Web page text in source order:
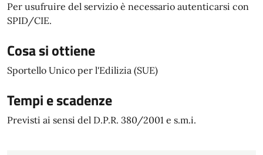
Per usufruire del servizio è necessario autenticarsi con
SPID/CIE.
Cosa si ottiene
Sportello Unico per l'Edilizia (SUE)
Tempi e scadenze
Previsti ai sensi del D.P.R. 380/2001 e s.m.i.